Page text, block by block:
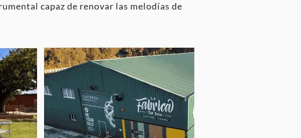
capaz de renovar las melodías de